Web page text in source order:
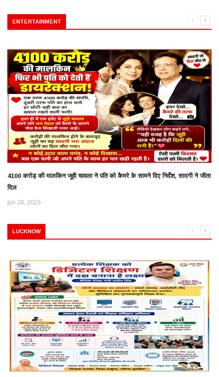
ENTERTAINMENT
4100 करोड़ की मालकिन जूही चावला ने पति को कैमरे के सामने दिए निर्देश, सादगी ने जीता
दिल
Jun 28, 2026
LUCKNOW